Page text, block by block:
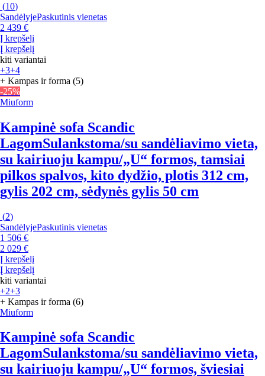
(10)
SandėlyjePaskutinis vienetas
2 439 €
Į krepšelį
Į krepšelį
kiti variantai
+3+4
+ Kampas ir forma (5)
-25%
Miuform
Kampinė sofa Scandic
LagomSulankstoma/su sandėliavimo vieta,
su kairiuoju kampu/„U“ formos, tamsiai
pilkos spalvos, kito dydžio, plotis 312 cm,
gylis 202 cm, sėdynės gylis 50 cm
(2)
SandėlyjePaskutinis vienetas
1 506 €
2 029 €
Į krepšelį
Į krepšelį
kiti variantai
+2+3
+ Kampas ir forma (6)
Miuform
Kampinė sofa Scandic
LagomSulankstoma/su sandėliavimo vieta,
su kairiuoju kampu/„U“ formos, šviesiai